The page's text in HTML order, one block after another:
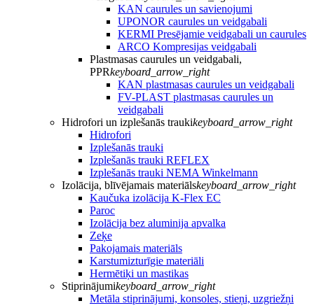
KAN caurules un savienojumi
UPONOR caurules un veidgabali
KERMI Presējamie veidgabali un caurules
ARCO Kompresijas veidgabali
Plastmasas caurules un veidgabali,
PPRkeyboard_arrow_right
KAN plastmasas caurules un veidgabali
FV-PLAST plastmasas caurules un
veidgabali
Hidrofori un izplešanās traukikeyboard_arrow_right
Hidrofori
Izplešanās trauki
Izplešanās trauki REFLEX
Izplešanās trauki NEMA Winkelmann
Izolācija, blīvējamais materiālskeyboard_arrow_right
Kaučuka izolācija K-Flex EC
Paroc
Izolācija bez aluminija apvalka
Zeķe
Pakojamais materiāls
Karstumizturīgie materiāli
Hermētiķi un mastikas
Stiprinājumikeyboard_arrow_right
Metāla stiprinājumi, konsoles, stieņi, uzgriežņi